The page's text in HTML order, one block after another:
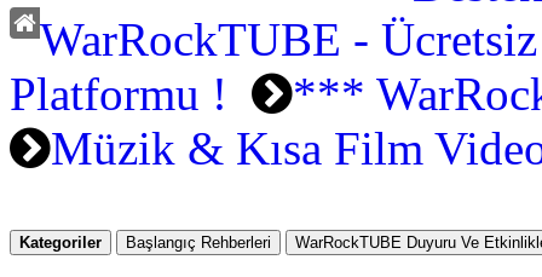
WarRockTUBE -
Platformu !
***
Müzik & Kısa Film
Kategoriler Başlangıç Rehberleri WarRockTUBE Duyuru Ve